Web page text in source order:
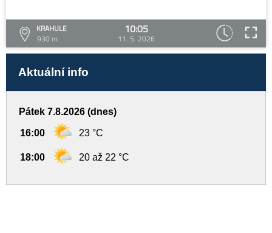
KRAHULE
930 m
10:05
11. 5. 2026
Aktuální info
Pátek 7.8.2026 (dnes)
16:00 23 °C
18:00 20 až 22 °C